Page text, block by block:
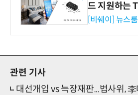
드 지원하는
리즈 IR 수신
[비쉐이] 뉴스
관련 기사
대선개입 vs 늑장재판...법사위,